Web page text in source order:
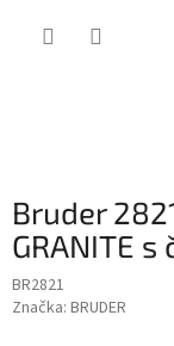
Bruder
GRANITE
BR2821
Značka: BRUDER